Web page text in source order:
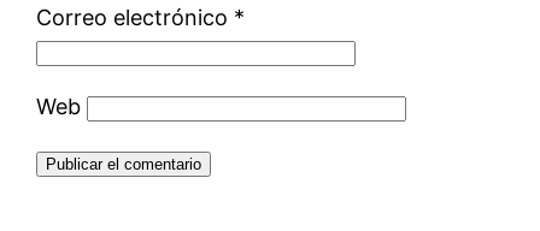
Correo electrónico *
Web